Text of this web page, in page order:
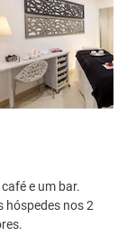
e um bar.
hóspedes nos 2